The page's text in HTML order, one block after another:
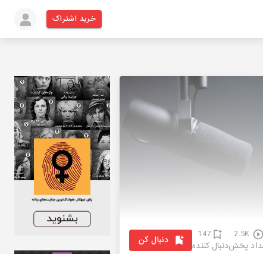
خرید اشتراک
2.5K
پخش
147
دنبال کننده دنبال کن